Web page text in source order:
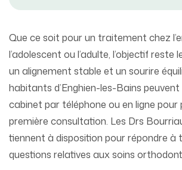
Que ce soit pour un traitement chez
l’adolescent ou l’adulte, l’objectif reste
un alignement stable et un sourire
habitants d’Enghien-les-Bains
cabinet par téléphone ou en ligne pour
première consultation. Les Drs
tiennent à disposition pour répondre à
questions relatives aux soins